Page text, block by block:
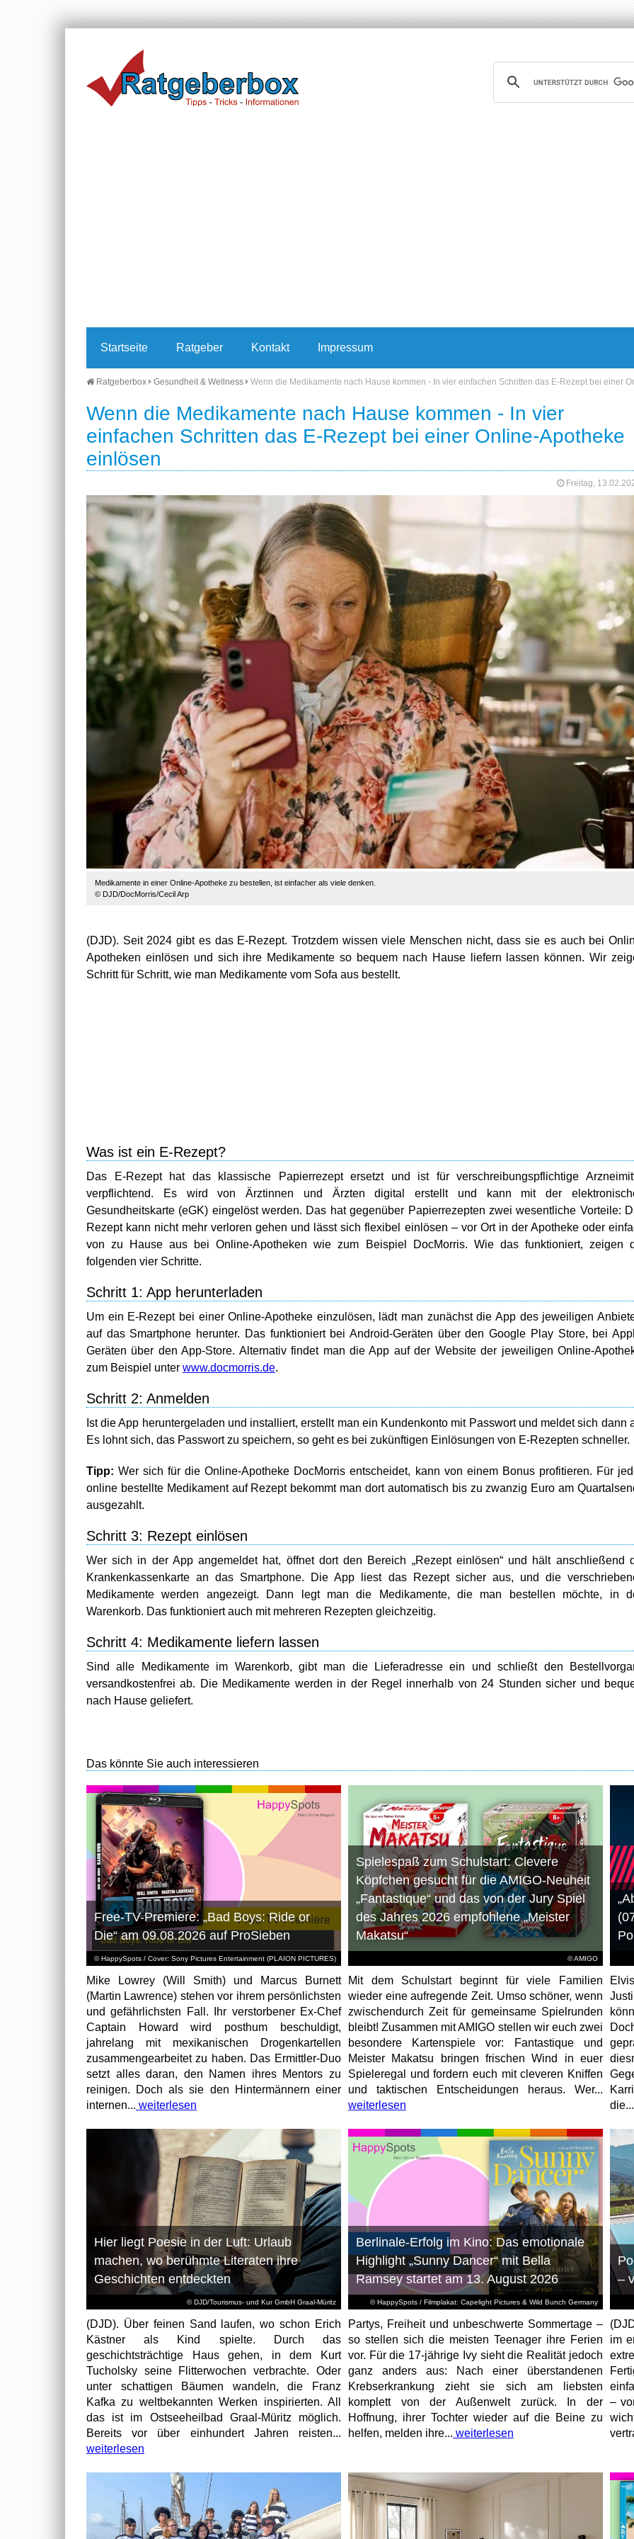
Startseite Ratgeber Kontakt Impressum
Ratgeberbox Gesundheit & Wellness Wenn die Medikamente nach Hause kommen - In vier einfachen Schritten das E-Rezept bei einer
Wenn die Medikamente nach Hause kommen - In vier
einfachen Schritten das E-Rezept bei einer Online-Apotheke
einlösen
Freitag,
Medikamente in einer Online-Apotheke zu bestellen, ist einfacher als viele denken.
© DJD/DocMorris/Cecil Arp
(DJD). Seit 2024 gibt es das E-Rezept. Trotzdem wissen viele Menschen nicht, dass sie es auch bei
Apotheken einlösen und sich ihre Medikamente so bequem nach Hause liefern lassen können. Wir
Schritt für Schritt, wie man Medikamente vom Sofa aus bestellt.
Was ist ein E-Rezept?
Das E-Rezept hat das klassische Papierrezept ersetzt und ist für verschreibungspflichtige
verpflichtend. Es wird von Ärztinnen und Ärzten digital erstellt und kann mit der
Gesundheitskarte (eGK) eingelöst werden. Das hat gegenüber Papierrezepten zwei wesentliche Vorteile:
Rezept kann nicht mehr verloren gehen und lässt sich flexibel einlösen – vor Ort in der Apotheke oder
von zu Hause aus bei Online-Apotheken wie zum Beispiel DocMorris. Wie das funktioniert, zeigen
folgenden vier Schritte.
Schritt 1: App herunterladen
Um ein E-Rezept bei einer Online-Apotheke einzulösen, lädt man zunächst die App des jeweiligen
auf das Smartphone herunter. Das funktioniert bei Android-Geräten über den Google Play Store, bei
Geräten über den App-Store. Alternativ findet man die App auf der Website der jeweiligen Online-
zum Beispiel unter www.docmorris.de.
Schritt 2: Anmelden
Ist die App heruntergeladen und installiert, erstellt man ein Kundenkonto mit Passwort und meldet sich dann
Es lohnt sich, das Passwort zu speichern, so geht es bei zukünftigen Einlösungen von E-Rezepten schneller.
Tipp: Wer sich für die Online-Apotheke DocMorris entscheidet, kann von einem Bonus profitieren. Für
online bestellte Medikament auf Rezept bekommt man dort automatisch bis zu zwanzig Euro am
ausgezahlt.
Schritt 3: Rezept einlösen
Wer sich in der App angemeldet hat, öffnet dort den Bereich „Rezept einlösen“ und hält anschließend
Krankenkassenkarte an das Smartphone. Die App liest das Rezept sicher aus, und die
Medikamente werden angezeigt. Dann legt man die Medikamente, die man bestellen möchte, in
Warenkorb. Das funktioniert auch mit mehreren Rezepten gleichzeitig.
Schritt 4: Medikamente liefern lassen
Sind alle Medikamente im Warenkorb, gibt man die Lieferadresse ein und schließt den
versandkostenfrei ab. Die Medikamente werden in der Regel innerhalb von 24 Stunden sicher und
nach Hause geliefert.
Das könnte Sie auch interessieren
© HappySpots / Cover: Sony Pictures Entertainment (PLAION PICTURES)
Free-TV-Premiere: „Bad Boys: Ride or
Die“ am 09.08.2026 auf ProSieben
Mike Lowrey (Will Smith) und Marcus Burnett
(Martin Lawrence) stehen vor ihrem persönlichsten
und gefährlichsten Fall. Ihr verstorbener Ex-Chef
Captain Howard wird posthum beschuldigt,
jahrelang mit mexikanischen Drogenkartellen
zusammengearbeitet zu haben. Das Ermittler-Duo
setzt alles daran, den Namen ihres Mentors zu
reinigen. Doch als sie den Hintermännern einer
internen... weiterlesen
© AMIGO
Spielespaß zum Schulstart: Clevere
Köpfchen gesucht für die AMIGO-Neuheit
„Fantastique“ und das von der Jury Spiel
des Jahres 2026 empfohlene „Meister
Makatsu“
Mit dem Schulstart beginnt für viele Familien
wieder eine aufregende Zeit. Umso schöner, wenn
zwischendurch Zeit für gemeinsame Spielrunden
bleibt! Zusammen mit AMIGO stellen wir euch zwei
besondere Kartenspiele vor: Fantastique und
Meister Makatsu bringen frischen Wind in euer
Spieleregal und fordern euch mit cleveren Kniffen
und taktischen Entscheidungen heraus. Wer...
weiterlesen
die...
© DJD/Tourismus- und Kur GmbH Graal-Müritz
Hier liegt Poesie in der Luft: Urlaub
machen, wo berühmte Literaten ihre
Geschichten entdeckten
(DJD). Über feinen Sand laufen, wo schon Erich
Kästner als Kind spielte. Durch das
geschichtsträchtige Haus gehen, in dem Kurt
Tucholsky seine Flitterwochen verbrachte. Oder
unter schattigen Bäumen wandeln, die Franz
Kafka zu weltbekannten Werken inspirierten. All
das ist im Ostseeheilbad Graal-Müritz möglich.
Bereits vor über einhundert Jahren reisten...
weiterlesen
© HappySpots / Filmplakat: Capelight Pictures & Wild Bunch Germany
Berlinale-Erfolg im Kino: Das emotionale
Highlight „Sunny Dancer“ mit Bella
Ramsey startet am 13. August 2026
Partys, Freiheit und unbeschwerte Sommertage –
so stellen sich die meisten Teenager ihre Ferien
vor. Für die 17-jährige Ivy sieht die Realität jedoch
ganz anders aus: Nach einer überstandenen
Krebserkrankung zieht sie sich am liebsten
komplett von der Außenwelt zurück. In der
Hoffnung, ihrer Tochter wieder auf die Beine zu
helfen, melden ihre... weiterlesen
–
im
–